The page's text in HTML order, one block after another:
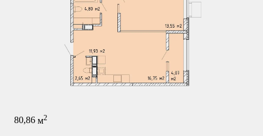
80,86 м2